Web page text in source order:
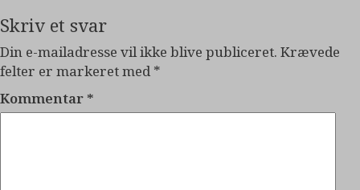
Skriv et svar
Din e-mailadresse vil ikke blive publiceret. Krævede
felter er markeret med *
Kommentar *